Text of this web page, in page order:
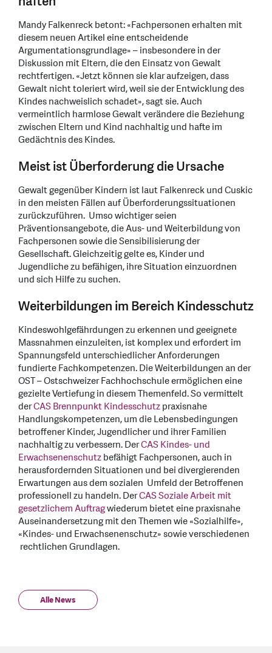
Mandy Falkenreck betont: «Fachpersonen erhalten mit
diesem neuen Artikel eine entscheidende
Argumentationsgrundlage» – insbesondere in der
Diskussion mit Eltern, die den Einsatz von Gewalt
rechtfertigen. «Jetzt können sie klar aufzeigen, dass
Gewalt nicht toleriert wird, weil sie der Entwicklung des
Kindes nachweislich schadet», sagt sie. Auch
vermeintlich harmlose Gewalt verändere die Beziehung
zwischen Eltern und Kind nachhaltig und hafte im
Gedächtnis des Kindes.
Meist ist Überforderung die Ursache
Gewalt gegenüber Kindern ist laut Falkenreck und Cuskic
in den meisten Fällen auf Überforderungssituationen
zurückzuführen. Umso wichtiger seien
Präventionsangebote, die Aus- und Weiterbildung von
Fachpersonen sowie die Sensibilisierung der
Gesellschaft. Gleichzeitig gelte es, Kinder und
Jugendliche zu befähigen, ihre Situation einzuordnen
und sich Hilfe zu suchen.
Weiterbildungen im Bereich Kindesschutz
Kindeswohlgefährdungen zu erkennen und geeignete
Massnahmen einzuleiten, ist komplex und erfordert im
Spannungsfeld unterschiedlicher Anforderungen
fundierte Fachkompetenzen. Die Weiterbildungen an der
OST – Ostschweizer Fachhochschule ermöglichen eine
gezielte Vertiefung in diesem Themenfeld. So vermittelt
derCAS Brennpunkt Kindesschutzpraxisnahe
Handlungskompetenzen, um die Lebensbedingungen
betroffener Kinder, Jugendlicher und ihrer Familien
nachhaltig zu verbessern. DerCAS Kindes- und
Erwachsenenschutzbefähigt Fachpersonen, auch in
herausfordernden Situationen und bei divergierenden
Erwartungen aus dem sozialen Umfeld der Betroffenen
professionell zu handeln. DerCAS Soziale Arbeit mit
gesetzlichem Auftragwiederum bietet eine praxisnahe
Auseinandersetzung mit den Themen wie «Sozialhilfe»,
«Kindes- und Erwachsenenschutz» sowie verschiedenen
rechtlichen Grundlagen.
Alle News